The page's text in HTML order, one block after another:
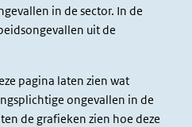
in de sector. In de
uit de
pagina laten zien wat
ongevallen in de
de grafieken zien hoe deze